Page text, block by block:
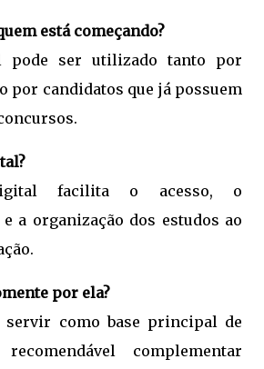
está começando?
pode ser utilizado tanto por
por candidatos que já possuem
facilita o acesso, o
a organização dos estudos ao
por ela?
servir como base principal de
complementar